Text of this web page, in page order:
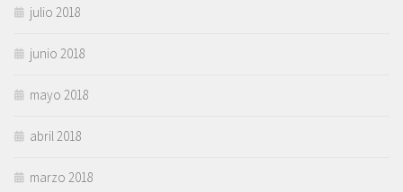
julio 2018
junio 2018
mayo 2018
abril 2018
marzo 2018